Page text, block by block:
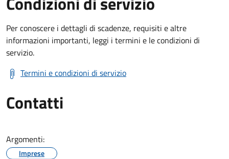
Per conoscere i dettagli di scadenze, requisiti e altre
informazioni importanti, leggi i termini e le condizioni di
servizio.
Termini e condizioni di servizio
Contatti
Argomenti:
Imprese